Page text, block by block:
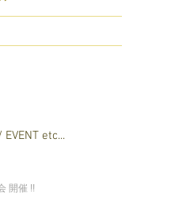
EVENT etc...
開催 !!